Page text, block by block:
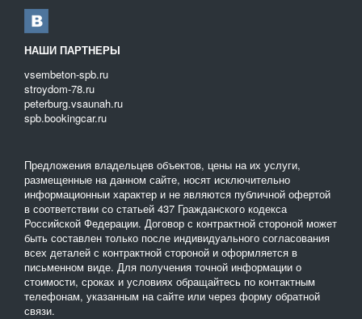
с двухуровневым Г – образным полом;
типа «корыто».
Условиями оплаты:
почасовая;
за 1 рейс;
по километражу.
качественные услуги, а широкий выбор транспорта,
представленный на одном сайте, даёт возможность сделать
лучший выбор и сэкономить при заказе время и деньги.
НАШИ ПАРТНЕРЫ
vsembeton-spb.ru
stroydom-78.ru
peterburg.vsaunah.ru
spb.bookingcar.ru
Предложения владельцев объектов, цены на их услуги,
размещенные на данном сайте, носят исключительно
информационныи характер и не являются публичной офертой
в соответствии со статьей 437 Гражданского кодекса
Российской Федерации. Договор с контрактной стороной может
быть составлен только после индивидуального согласования
всех деталей с контрактной стороной и оформляется в
письменном виде. Для получения точной информации о
стоимости, сроках и условиях обращайтесь по контактным
телефонам, указанным на сайте или через форму обратной
связи.